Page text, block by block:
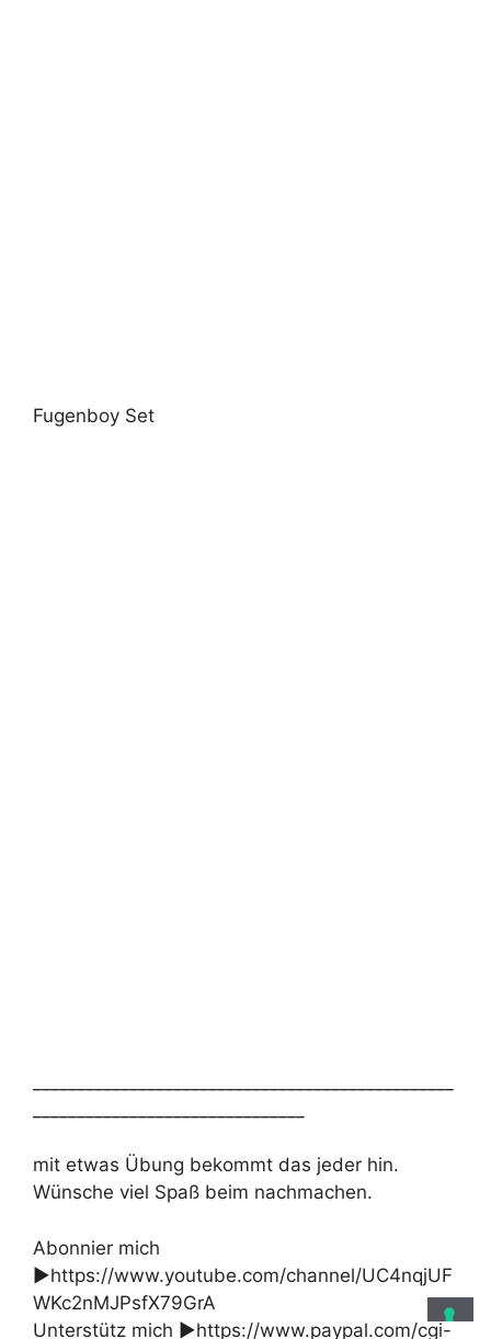
Fugenboy Set
mit etwas Übung bekommt das jeder hin.
Wünsche viel Spaß beim nachmachen.
Abonnier mich
►https://www.youtube.com/channel/UC4nqjUF
WKc2nMJPsfX79GrA
Unterstütz mich ►https://www.paypal.com/cgi-